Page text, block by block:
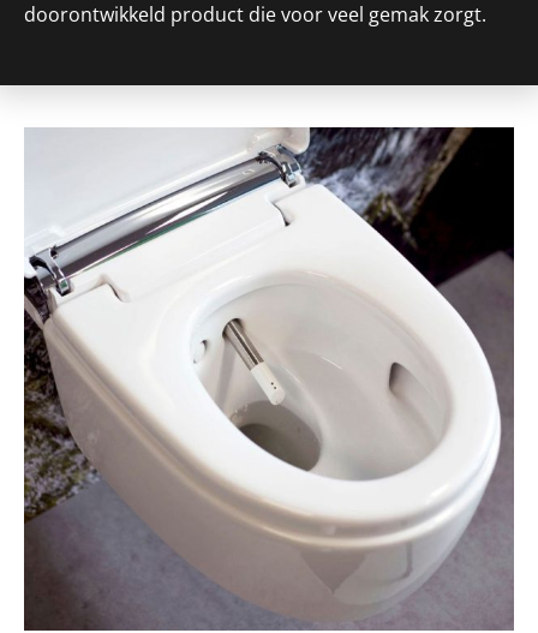
doorontwikkeld product die voor veel gemak zorgt.